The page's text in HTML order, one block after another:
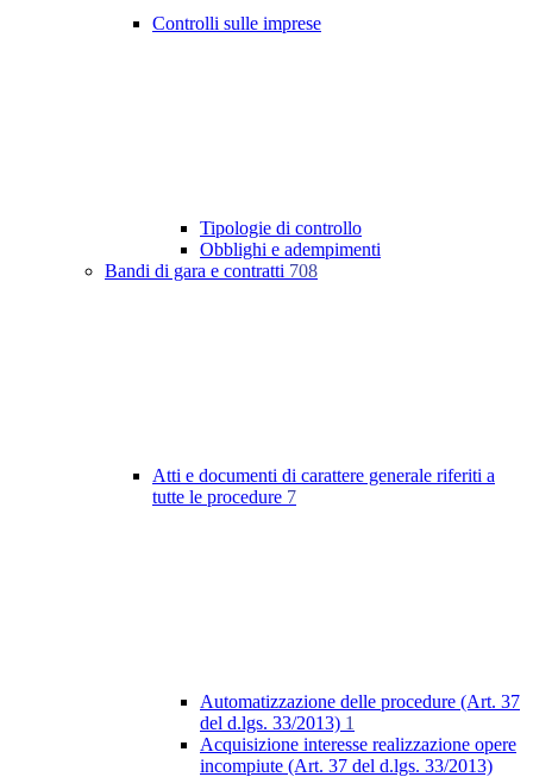
Controlli sulle imprese
Tipologie di controllo
Obblighi e adempimenti
Bandi di gara e contratti 708
Atti e documenti di carattere generale riferiti a
tutte le procedure 7
Automatizzazione delle procedure (Art. 37
del d.lgs. 33/2013) 1
Acquisizione interesse realizzazione opere
incompiute (Art. 37 del d.lgs. 33/2013)